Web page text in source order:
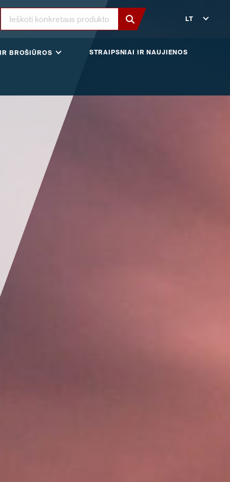
LT
BROŠIŪROS STRAIPSNIAI IR NAUJIENOS